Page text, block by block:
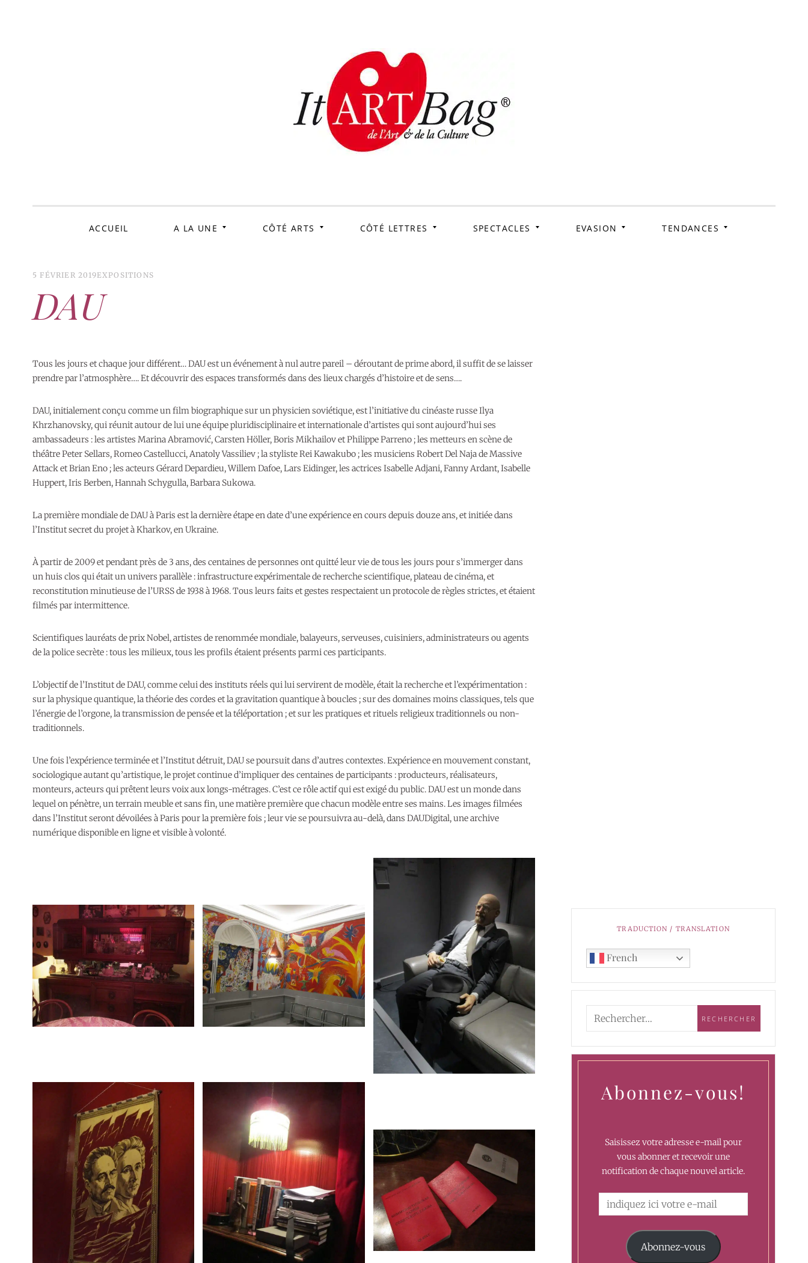
ItArtBag
ACCUEIL A LA UNE CÔTÉ ARTS CÔTÉ LETTRES SPECTACLES EVASION TENDANCES
5 FÉVRIER 2019EXPOSITIONS
DAU
Tous les jours et chaque jour différent… DAU est un événement à nul autre pareil – déroutant de prime abord, il suffit de se laisser
prendre par l’atmosphère…. Et découvrir des espaces transformés dans des lieux chargés d’histoire et de sens….
DAU, initialement conçu comme un film biographique sur un physicien soviétique, est l’initiative du cinéaste russe Ilya
Khrzhanovsky, qui réunit autour de lui une équipe pluridisciplinaire et internationale d’artistes qui sont aujourd’hui ses
ambassadeurs : les artistes Marina Abramović, Carsten Höller, Boris Mikhailov et Philippe Parreno ; les metteurs en scène de
théâtre Peter Sellars, Romeo Castellucci, Anatoly Vassiliev ; la styliste Rei Kawakubo ; les musiciens Robert Del Naja de Massive
Attack et Brian Eno ; les acteurs Gérard Depardieu, Willem Dafoe, Lars Eidinger, les actrices Isabelle Adjani, Fanny Ardant, Isabelle
Huppert, Iris Berben, Hannah Schygulla, Barbara Sukowa.
La première mondiale de DAU à Paris est la dernière étape en date d’une expérience en cours depuis douze ans, et initiée dans
l’Institut secret du projet à Kharkov, en Ukraine.
À partir de 2009 et pendant près de 3 ans, des centaines de personnes ont quitté leur vie de tous les jours pour s’immerger dans
un huis clos qui était un univers parallèle : infrastructure expérimentale de recherche scientifique, plateau de cinéma, et
reconstitution minutieuse de l’URSS de 1938 à 1968. Tous leurs faits et gestes respectaient un protocole de règles strictes, et étaient
filmés par intermittence.
Scientifiques lauréats de prix Nobel, artistes de renommée mondiale, balayeurs, serveuses, cuisiniers, administrateurs ou agents
de la police secrète : tous les milieux, tous les profils étaient présents parmi ces participants.
L’objectif de l’Institut de DAU, comme celui des instituts réels qui lui servirent de modèle, était la recherche et l’expérimentation :
sur la physique quantique, la théorie des cordes et la gravitation quantique à boucles ; sur des domaines moins classiques, tels que
l’énergie de l’orgone, la transmission de pensée et la téléportation ; et sur les pratiques et rituels religieux traditionnels ou non-
traditionnels.
Une fois l’expérience terminée et l’Institut détruit, DAU se poursuit dans d’autres contextes. Expérience en mouvement constant,
sociologique autant qu’artistique, le projet continue d’impliquer des centaines de participants : producteurs, réalisateurs,
monteurs, acteurs qui prêtent leurs voix aux longs-métrages. C’est ce rôle actif qui est exigé du public. DAU est un monde dans
lequel on pénètre, un terrain meuble et sans fin, une matière première que chacun modèle entre ses mains. Les images filmées
dans l’Institut seront dévoilées à Paris pour la première fois ; leur vie se poursuivra au-delà, dans DAUDigital, une archive
numérique disponible en ligne et visible à volonté.
TRADUCTION / TRANSLATION
French
Abonnez-vous!
Saisissez votre adresse e-mail pour
vous abonner et recevoir une
notification de chaque nouvel article.
Abonnez-vous